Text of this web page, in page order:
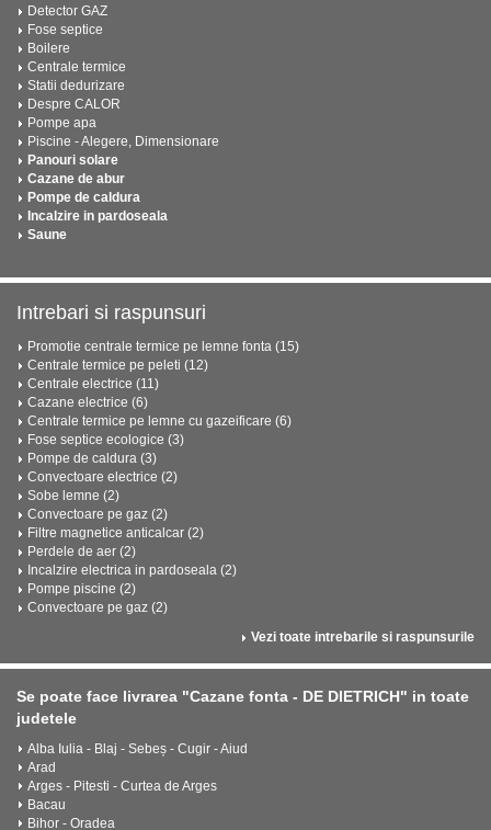
Detector GAZ
Fose septice
Boilere
Centrale termice
Statii dedurizare
Despre CALOR
Pompe apa
Piscine - Alegere, Dimensionare
Panouri solare
Cazane de abur
Pompe de caldura
Incalzire in pardoseala
Saune
Intrebari si raspunsuri
Promotie centrale termice pe lemne fonta (15)
Centrale termice pe peleti (12)
Centrale electrice (11)
Cazane electrice (6)
Centrale termice pe lemne cu gazeificare (6)
Fose septice ecologice (3)
Pompe de caldura (3)
Convectoare electrice (2)
Sobe lemne (2)
Convectoare pe gaz (2)
Filtre magnetice anticalcar (2)
Perdele de aer (2)
Incalzire electrica in pardoseala (2)
Pompe piscine (2)
Convectoare pe gaz (2)
Vezi toate intrebarile si raspunsurile
Se poate face livrarea "Cazane fonta - DE DIETRICH" in toate
judetele
Alba Iulia - Blaj - Sebeș - Cugir - Aiud
Arad
Arges - Pitesti - Curtea de Arges
Bacau
Bihor - Oradea